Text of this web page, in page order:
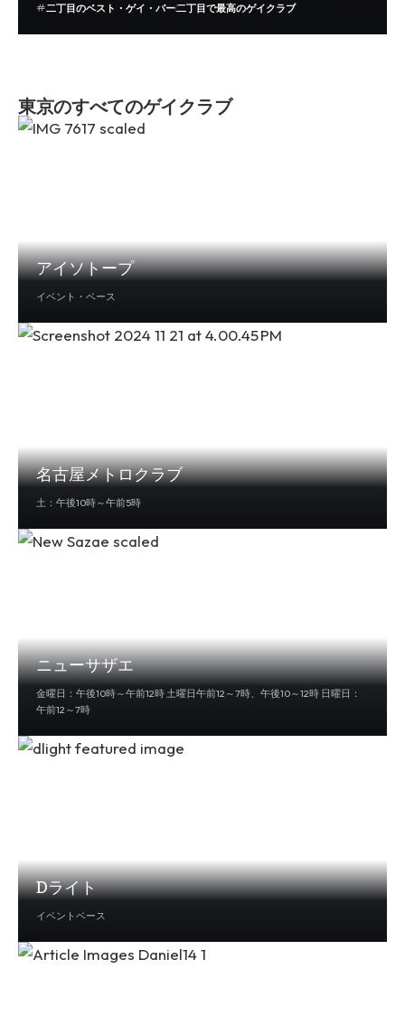
二丁目のベスト・ゲイ・バー二丁目で最高のゲイクラブ
東京のすべてのゲイクラブ
アイソトープ
イベント・ベース
名古屋メトロクラブ
土：午後10時～午前5時
ニューサザエ
金曜日：午後10時～午前12時 土曜日午前12～7時、午後10～12時 日曜日：
午前12～7時
Dライト
イベントベース